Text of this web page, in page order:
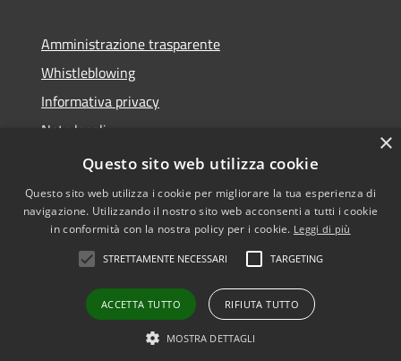
Amministrazione trasparente
Whistleblowing
Informativa privacy
Note legali
Dichiarazione di accessibilità
Accessibilità
Copyright © 2026 • Comune di
Vigodarzere • Powered by
Municipium•
redazione
×
Questo sito web utilizza cookie
Questo sito web utilizza i cookie per migliorare la tua esperienza di
navigazione. Utilizzando il nostro sito web acconsenti a tutti i cookie
in conformità con la nostra policy per i cookie. Leggi di più
STRETTAMENTE NECESSARI TARGETING
ACCETTA TUTTO RIFIUTA TUTTO
MOSTRA DETTAGLI